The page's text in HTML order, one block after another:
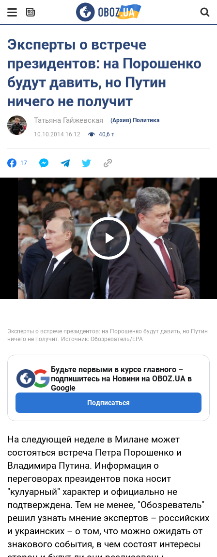
Эксперты о встрече
президентов: на Порошенко
будут давить, но Путин
ничего не получит
Татьяна Гайжевская (Архив) Политика
10.10.2014 16:12 40,6 т.
17
Play Video
Будьте первыми в курсе главного –
подпишитесь на Новини на OBOZ.UA в
Google
Подписаться
На следующей неделе в Милане может
состояться встреча Петра Порошенко и
Владимира Путина. Информация о
переговорах президентов пока носит
"кулуарный" характер и официально не
подтверждена. Тем не менее, "Обозреватель"
решил узнать мнение экспертов – российских
и украинских – о том, что можно ожидать от
знакового события, в чем состоят интересы